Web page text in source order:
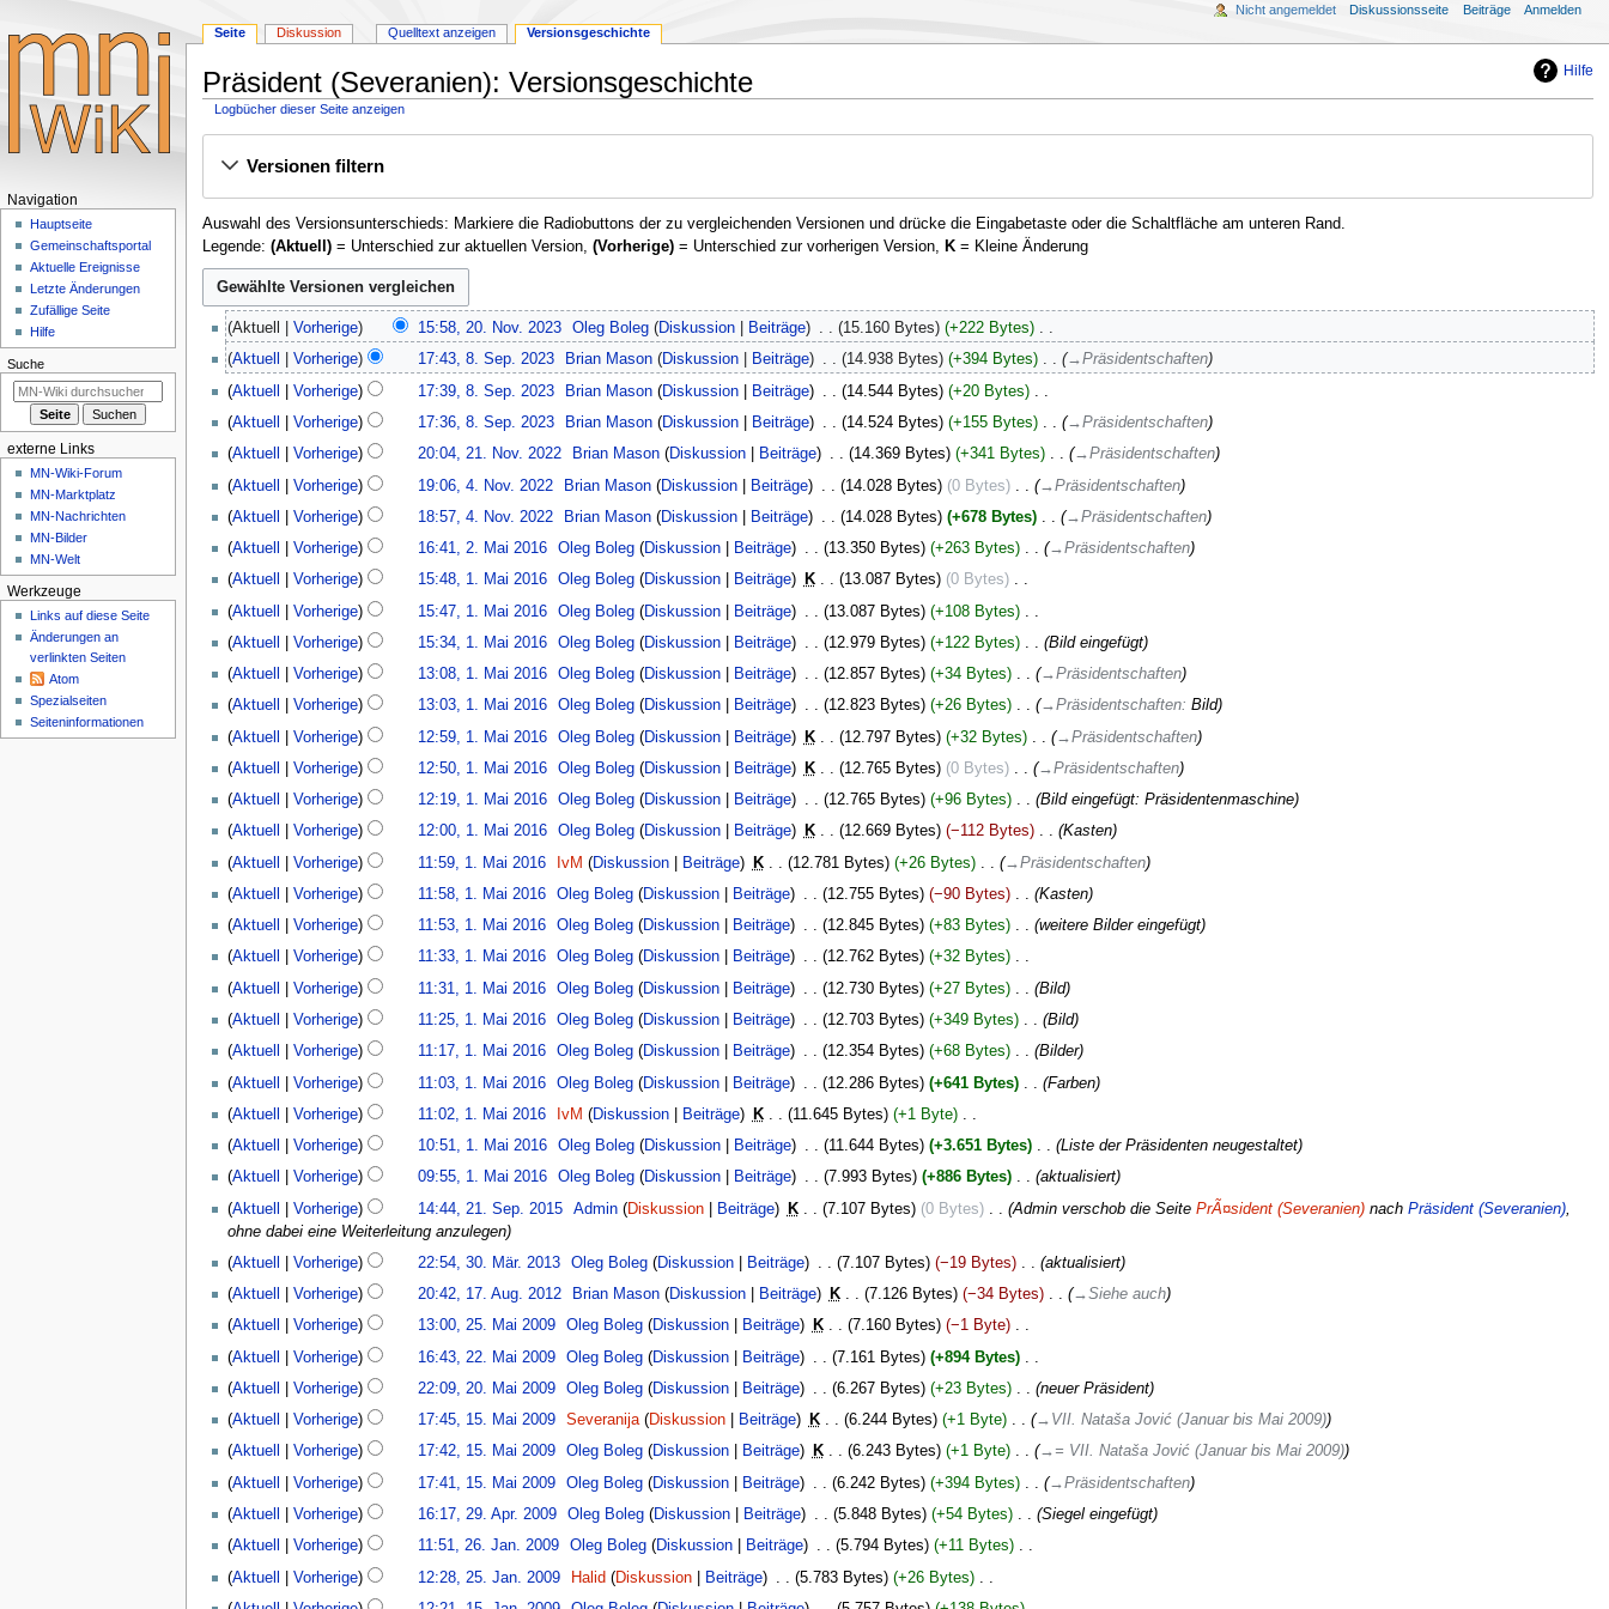
Hilfe
Präsident (Severanien): Versionsgeschichte
Logbücher dieser Seite anzeigen
Navigation
Suche Versionen filtern
Auswahl des Versionsunterschieds: Markiere die Radiobuttons der zu vergleichenden Versionen und drücke die Eingabetaste oder die Schaltfläche am unteren Rand.
Legende: (Aktuell)= Unterschied zur aktuellen Version, (Vorherige)= Unterschied zur vorherigen Version, K= Kleine Änderung
November
2023
Aktuell Vorherige 15:58, 20. Nov. 2023‎ Oleg Boleg Diskussion Beiträge 15.160 Bytes +222 Bytes ‎
K
e
i
n
B
e
a
b
e
t
u
n
s
z
u
s
a
m
e
n
f
s
s
u
n
g
8.
September
2023
Aktuell Vorherige 17:43, 8. Sep. 2023‎ Brian Mason Diskussion Beiträge 14.938 Bytes +394 Bytes ‎
→‎Präsidentschaften
Aktuell
Vorherige 17:39, 8. Sep. 2023‎ Brian Mason Diskussion Beiträge 14.544 Bytes +20 Bytes ‎
K
e
i
n
B
e
a
b
e
t
u
n
s
z
u
s
a
m
e
n
f
s
s
n
g
Aktuell Vorherige 17:36, 8. Sep. 2023‎ Brian Mason Diskussion Beiträge 14.524 Bytes +155 Bytes ‎ →‎Präsidentschaften
21.
2022
Aktuell Vorherige 20:04, 21. Nov. 2022‎ Brian Mason Diskussion Beiträge 14.369 Bytes +341 Bytes ‎ →‎Präsidentschaften
November
2022
Aktuell Vorherige 19:06, 4. Nov. 2022‎ Brian Mason Diskussion Beiträge 14.028 Bytes 0 Bytes ‎
→‎Präsidentschaften
Aktuell
Vorherige 18:57, 4. Nov. 2022‎ Brian Mason Diskussion Beiträge 14.028 Bytes +678 Bytes ‎ →‎Präsidentschaften
2016
Aktuell Vorherige 16:41, 2. Mai 2016‎ Oleg Boleg Diskussion Beiträge 13.350 Bytes +263 Bytes ‎ →‎Präsidentschaften
1.
2016
Aktuell Vorherige 15:48, 1. Mai 2016‎ Oleg Boleg Diskussion Beiträge K 13.087 Bytes 0 Bytes ‎
K
e
i
n
B
e
a
b
e
t
u
n
s
z
u
s
a
m
e
n
f
s
s
u
n
g
Aktuell Vorherige 15:47, 1. Mai 2016‎ Oleg Boleg Diskussion Beiträge 13.087 Bytes +108 Bytes ‎
K
e
i
n
B
e
a
b
e
t
u
n
s
z
u
s
a
m
e
n
f
s
u
n
g
Aktuell Vorherige 15:34, 1. Mai 2016‎ Oleg Boleg Diskussion Beiträge 12.979 Bytes +122 Bytes ‎
Bild eingefügt
Aktuell
Vorherige 13:08, 1. Mai 2016‎ Oleg Boleg Diskussion Beiträge 12.857 Bytes +34 Bytes ‎
→‎Präsidentschaften
Aktuell
Vorherige 13:03, 1. Mai 2016‎ Oleg Boleg Diskussion Beiträge 12.823 Bytes +26 Bytes ‎ →‎Präsidentschaften: Bild
Aktuell
Vorherige 12:59, 1. Mai 2016‎ Oleg Boleg Diskussion Beiträge K 12.797 Bytes +32 Bytes ‎
→‎Präsidentschaften
Aktuell
Vorherige 12:50, 1. Mai 2016‎ Oleg Boleg Diskussion Beiträge K 12.765 Bytes 0 Bytes ‎
→‎Präsidentschaften
Aktuell
Vorherige 12:19, 1. Mai 2016‎ Oleg Boleg Diskussion Beiträge 12.765 Bytes +96 Bytes ‎
Bild eingefügt: Präsidentenmaschine
Aktuell
Vorherige 12:00, 1. Mai 2016‎ Oleg Boleg Diskussion Beiträge K 12.669 Bytes −112 Bytes ‎
Kasten
Aktuell
Vorherige 11:59, 1. Mai 2016‎ IvM Diskussion Beiträge K 12.781 Bytes +26 Bytes ‎
→‎Präsidentschaften
Aktuell
Vorherige 11:58, 1. Mai 2016‎ Oleg Boleg Diskussion Beiträge 12.755 Bytes −90 Bytes ‎
Kasten
Aktuell
Vorherige 11:53, 1. Mai 2016‎ Oleg Boleg Diskussion Beiträge 12.845 Bytes +83 Bytes ‎
weitere Bilder eingefügt
Aktuell
Vorherige 11:33, 1. Mai 2016‎ Oleg Boleg Diskussion Beiträge 12.762 Bytes +32 Bytes ‎
K
e
i
n
B
e
a
b
e
i
u
n
g
z
u
s
a
m
m
n
f
a
Aktuell Vorherige 11:31, 1. Mai 2016‎ Oleg Boleg Diskussion Beiträge 12.730 Bytes +27 Bytes ‎
Bild
Aktuell
Vorherige 11:25, 1. Mai 2016‎ Oleg Boleg Diskussion Beiträge 12.703 Bytes +349 Bytes ‎
Bild
Aktuell
Vorherige 11:17, 1. Mai 2016‎ Oleg Boleg Diskussion Beiträge 12.354 Bytes +68 Bytes ‎
Bilder
Aktuell
Vorherige 11:03, 1. Mai 2016‎ Oleg Boleg Diskussion Beiträge 12.286 Bytes +641 Bytes ‎
Farben
Aktuell
Vorherige 11:02, 1. Mai 2016‎ IvM Diskussion Beiträge K 11.645 Bytes +1 Byte ‎
K
e
i
n
e
e
a
r
e
i
t
u
n
g
z
u
s
a
Aktuell Vorherige 10:51, 1. Mai 2016‎ Oleg Boleg Diskussion Beiträge 11.644 Bytes +3.651 Bytes ‎
Liste der Präsidenten neugestaltet
Aktuell
Vorherige 09:55, 1. Mai 2016‎ Oleg Boleg Diskussion Beiträge 7.993 Bytes +886 Bytes ‎ aktualisiert
September
Aktuell Vorherige 14:44, 21. Sep. 2015‎ Admin Diskussion Beiträge K 7.107 Bytes 0 Bytes ‎ Admin verschob die Seite PrÃ¤sident (Severanien)nach Präsident (Severanien),
ohne dabei eine Weiterleitung anzulegen
2013
Aktuell Vorherige 22:54, 30. Mär. 2013‎ Oleg Boleg Diskussion Beiträge 7.107 Bytes −19 Bytes ‎ aktualisiert
2012
Aktuell Vorherige 20:42, 17. Aug. 2012‎ Brian Mason Diskussion Beiträge K 7.126 Bytes −34 Bytes ‎ →‎Siehe auch
25.
2009
Aktuell Vorherige 13:00, 25. Mai 2009‎ Oleg Boleg Diskussion Beiträge K 7.160 Bytes −1 Byte ‎
K
e
i
n
B
e
a
b
e
2009
Aktuell Vorherige 16:43, 22. Mai 2009‎ Oleg Boleg Diskussion Beiträge 7.161 Bytes +894 Bytes ‎
K
e
i
n
B
e
a
b
2009
Aktuell Vorherige 22:09, 20. Mai 2009‎ Oleg Boleg Diskussion Beiträge 6.267 Bytes +23 Bytes ‎ neuer Präsident
15.
2009
Aktuell Vorherige 17:45, 15. Mai 2009‎ Severanija Diskussion Beiträge K 6.244 Bytes +1 Byte ‎
→‎VII. Nataša Jović (Januar bis Mai 2009)
Aktuell
Vorherige 17:42, 15. Mai 2009‎ Oleg Boleg Diskussion Beiträge K 6.243 Bytes +1 Byte ‎
→‎= VII. Nataša Jović (Januar bis Mai 2009)
Aktuell
Vorherige 17:41, 15. Mai 2009‎ Oleg Boleg Diskussion Beiträge 6.242 Bytes +394 Bytes ‎ →‎Präsidentschaften
2009
Aktuell Vorherige 16:17, 29. Apr. 2009‎ Oleg Boleg Diskussion Beiträge 5.848 Bytes +54 Bytes ‎ Siegel eingefügt
26.
2009
Aktuell Vorherige 11:51, 26. Jan. 2009‎ Oleg Boleg Diskussion Beiträge 5.794 Bytes +11 Bytes ‎
K
e
Januar
Aktuell Vorherige 12:28, 25. Jan. 2009‎ Halid Diskussion Beiträge 5.783 Bytes +26 Bytes ‎
K
Navigationsmenü
Seite Diskussion Quelltext anzeigen Versionsgeschichte
Nicht angemeldet Diskussionsseite Beiträge Anmelden
Navigation
Hauptseite
Gemeinschafts­portal
Aktuelle Ereignisse
Letzte Änderungen
Zufällige Seite
Hilfe
Suche
externe Links
MN-Wiki-Forum
MN-Marktplatz
MN-Nachrichten
MN-Bilder
MN-Welt
Werkzeuge
Links auf diese Seite
Änderungen an
verlinkten Seiten
Atom
Spezialseiten
Seiten­­informationen